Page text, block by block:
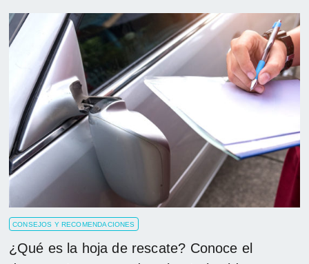
CONSEJOS Y RECOMENDACIONES
¿Qué es la hoja de rescate? Conoce el